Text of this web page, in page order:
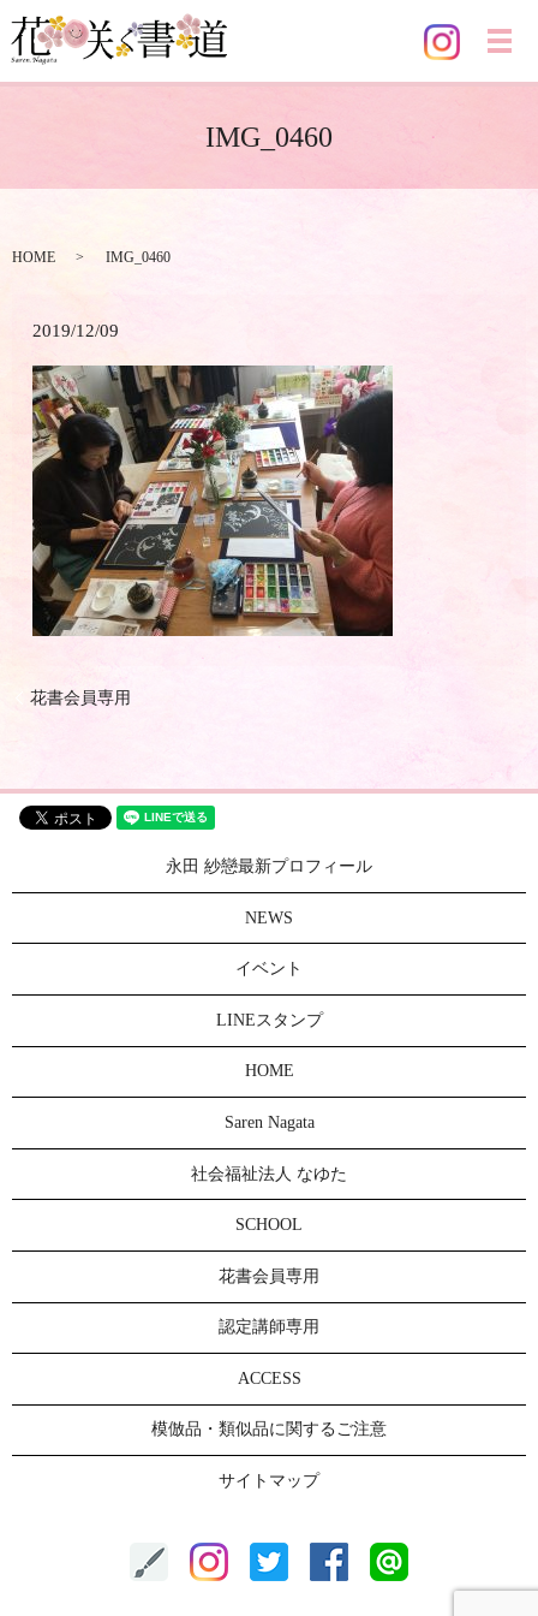
メ
IMG_0460
HOME IMG_0460
2019/12/09
花書会員専用
永田 紗戀最新プロフィール
NEWS
イベント
LINEスタンプ
HOME
Saren Nagata
社会福祉法人 なゆた
SCHOOL
花書会員専用
認定講師専用
ACCESS
模倣品・類似品に関するご注意
サイトマップ